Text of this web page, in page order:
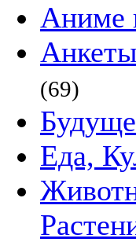
Аниме
(69)
Еда,